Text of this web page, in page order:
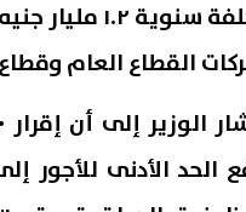
القطاع العام وقطاع